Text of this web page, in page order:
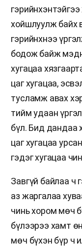
хойшлуулж байх
гэрийнхнээ
бодож байж
хугацаа
цаг хугацаа,
тусламж авах
тийм удаан
бүл. Бид дандаа
цаг хугацаа
гэдэг хугацаа
Завгүй байлаа ч
аз жаргалаа
чинь хором мөч
бүлээрээ хамт
мөч бүхэн бүр ч